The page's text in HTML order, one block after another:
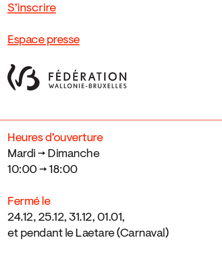
Espace presse
Heures d’ouverture
Mardi → Dimanche
10:00 → 18:00
Fermé le
24.12, 25.12, 31.12, 01.01,
et pendant le Laetare (Carnaval)